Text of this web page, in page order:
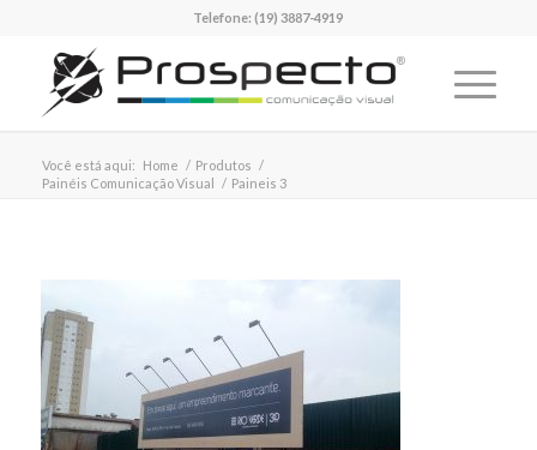
Telefone:(19) 3887-4919
Você está aqui: Home / Produtos /
Painéis Comunicação Visual / Paineis 3